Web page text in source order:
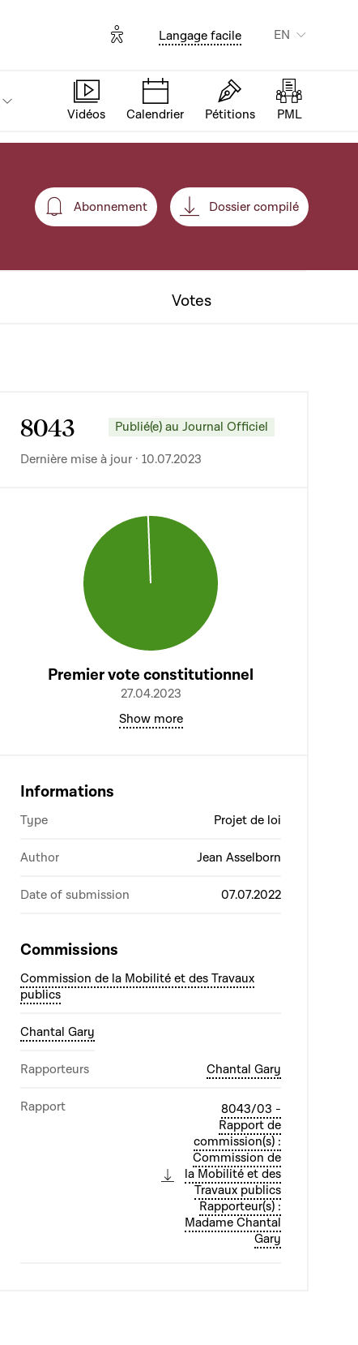
Options d'accessibilité
Langage facile EN
Vidéos Calendrier Pétitions PML
Abonnement
Abonnement Dossier compilé
Votes
8043 Publié(e) au Journal Officiel
Dernière mise à jour · 10.07.2023
Premier vote constitutionnel
27.04.2023
Show more
Informations
Type Projet de loi
Author Jean Asselborn
Date of submission 07.07.2022
Commissions
Commission de la Mobilité et des Travaux
publics
Chantal Gary
Rapporteurs Chantal Gary
Rapport
8043/03 -
Rapport de
commission(s) :
Commission de
la Mobilité et des
Travaux publics
Rapporteur(s) :
Madame Chantal
Gary